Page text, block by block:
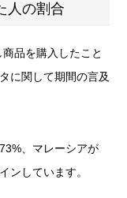
人の割合
品を購入したこと
に関して期間の言及
、マレーシアが
ンしています。